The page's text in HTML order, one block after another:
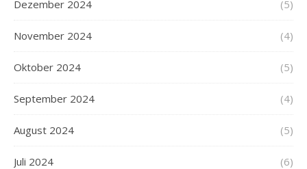
Dezember 2024 (5)
November 2024 (4)
Oktober 2024 (5)
September 2024 (4)
August 2024 (5)
Juli 2024 (6)